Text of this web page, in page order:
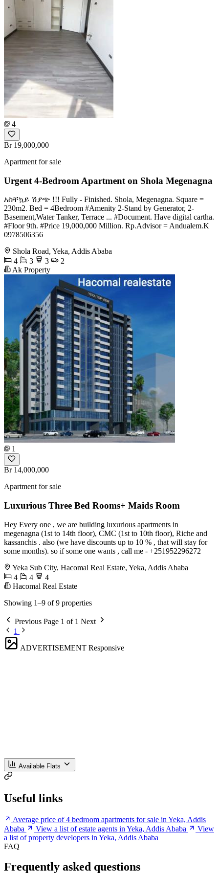
4
Br 19,000,000
Apartment for sale
Urgent 4-Bedroom Apartment on Shola Megenagna
አስቸኳይ ሽያጭ !!! Fully - Finished. Shola, Megenagna. Square =
230m2. Bed = 4Bedroom #Amenity 2-Stand by Generator, 2-
Basement,Water Tanker, Terrace ... #Document. Have digital cartha.
#Floor 9th. #Price 19,000,000 Million. Rp.Advisor = Andualem.K
️0978506356
Shola Road, Yeka, Addis Ababa
4
3 3
2
Ak Property
1
Br 14,000,000
Apartment for sale
Luxurious Three Bed Rooms+ Maids Room
Hey Every one , we are building luxurious apartments in
megenagna (1st to 14th floor), CMC (1st to 10th floor), Riche and
kassanchis . also (we have discounts up to 10 % , that will stay for
some months). so if some one wants , call me - +251952296272
Yeka Sub City, Hacomal Real Estate, Yeka, Addis Ababa
4
4
4
Hacomal Real Estate
Showing 1–9 of 9 properties
Previous Page 1 of 1 Next
1
ADVERTISEMENT Responsive
Available Flats
Useful links
Average price of 4 bedroom apartments for sale in Yeka, Addis
Ababa
View a list of estate agents in Yeka, Addis Ababa
View
a list of property developers in Yeka, Addis Ababa
FAQ
Frequently asked questions